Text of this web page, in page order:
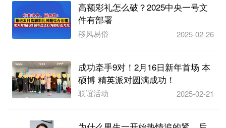
高额彩礼怎么破？2025中央一号文
件有部署
移风易俗 2025-02-26
成功牵手9对！2月16日新年首场 本
硕博 精英派对圆满成功！
联谊活动 2025-02-21